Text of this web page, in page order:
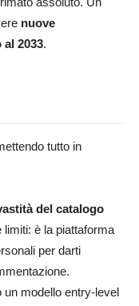
nuove
2033.
tutto in
del catalogo
limiti: è la piattaforma
per darti
modello entry-level